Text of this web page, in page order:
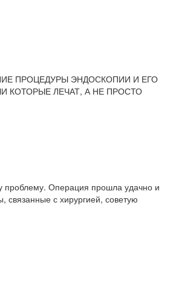
ПРОЦЕДУРЫ ЭНДОСКОПИИ И ЕГО
КОТОРЫЕ ЛЕЧАТ, А НЕ ПРОСТО
проблему. Операция прошла удачно и
связанные с хирургией, советую